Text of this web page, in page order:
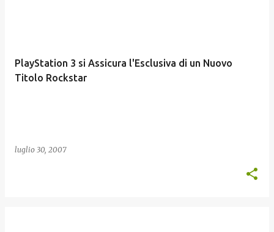
PlayStation 3 si Assicura l'Esclusiva di un Nuovo
Titolo Rockstar
luglio 30, 2007